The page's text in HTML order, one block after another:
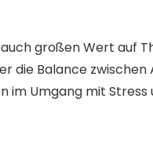
großen Wert auf
die Balance zwischen
im Umgang mit Stress